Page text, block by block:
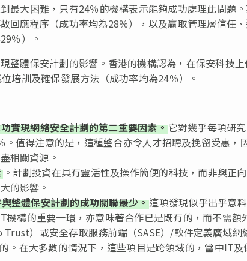
最大困難，只有24％的機構表示能夠成功處理此問題
回應程序（成功率均為28％），以及贏取管理層信任
％）。
整體保安計劃的影響。香港的機構認為，在保安科技
培訓及確保發展方法（成功率均為24％）。
現網絡安全計劃的第二重要因素。它對幾乎每項研
值得注意的是，這種整合亦令人才招聘及挽留受惠，
相關資源。
。計劃投資在具有靈活性及操作簡便的科技，而非與正
的影響。
整體保安計劃的成功關聯最少。這項發現似乎出乎意料
構的重要一環，亦意味著合作已是既有的，而不需額
）或安全存取服務前端（SASE）/軟件定義廣域網
。在大多數的情況下，這些項目是跨領域的，當中IT及